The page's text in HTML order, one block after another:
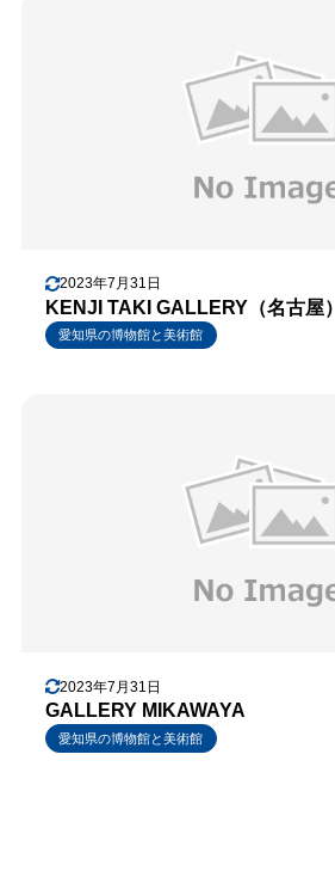
2023年7月31日
KENJI TAKI GALLERY（名古屋）
愛知県の博物館と美術館
2023年7月31日
GALLERY MIKAWAYA
愛知県の博物館と美術館